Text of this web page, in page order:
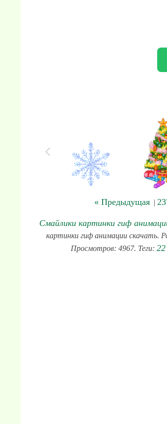
« Предыдущая|
Смайлики картинки гиф
картинки гиф анимации скачать.
Просмотров: 4967. Теги: